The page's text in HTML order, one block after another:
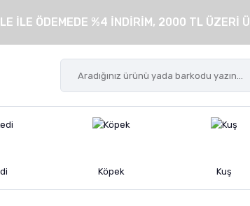
İLE ÖDEMEDE %4 İNDİRİM, 2000 TL ÜZERİ
Köpek Kuş